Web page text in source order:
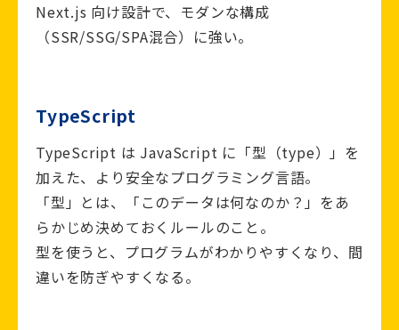
Next.js 向け設計で、モダンな構成
（SSR/SSG/SPA混合）に強い。
TypeScript
TypeScript は JavaScript に「型（type）」を
加えた、より安全なプログラミング言語。
「型」とは、「このデータは何なのか？」をあ
らかじめ決めておくルールのこと。
型を使うと、プログラムがわかりやすくなり、間
違いを防ぎやすくなる。